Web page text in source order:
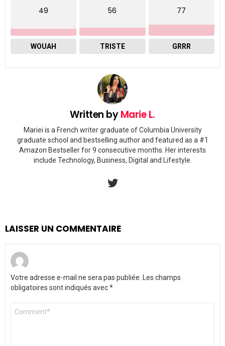
49
WOUAH
56
TRISTE
77
GRRR
Written byMarie L.
Mariei is a French writer graduate of Columbia University
graduate school and bestselling author and featured as a #1
Amazon Bestseller for 9 consecutive months. Her interests
include Technology, Business, Digital and Lifestyle.
LAISSER UN COMMENTAIRE
Votre adresse e-mail ne sera pas publiée. Les champs
obligatoires sont indiqués avec*
Commentaire